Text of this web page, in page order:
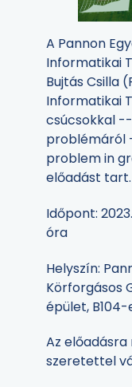
A Pannon
Informatikai
Bujtás Csilla
Informatikai
csúcsokkal
problémáról
problem in
előadást tart.
Időpont:
óra
Helyszín:
Körforgásos
épület,
Az
szeretettel